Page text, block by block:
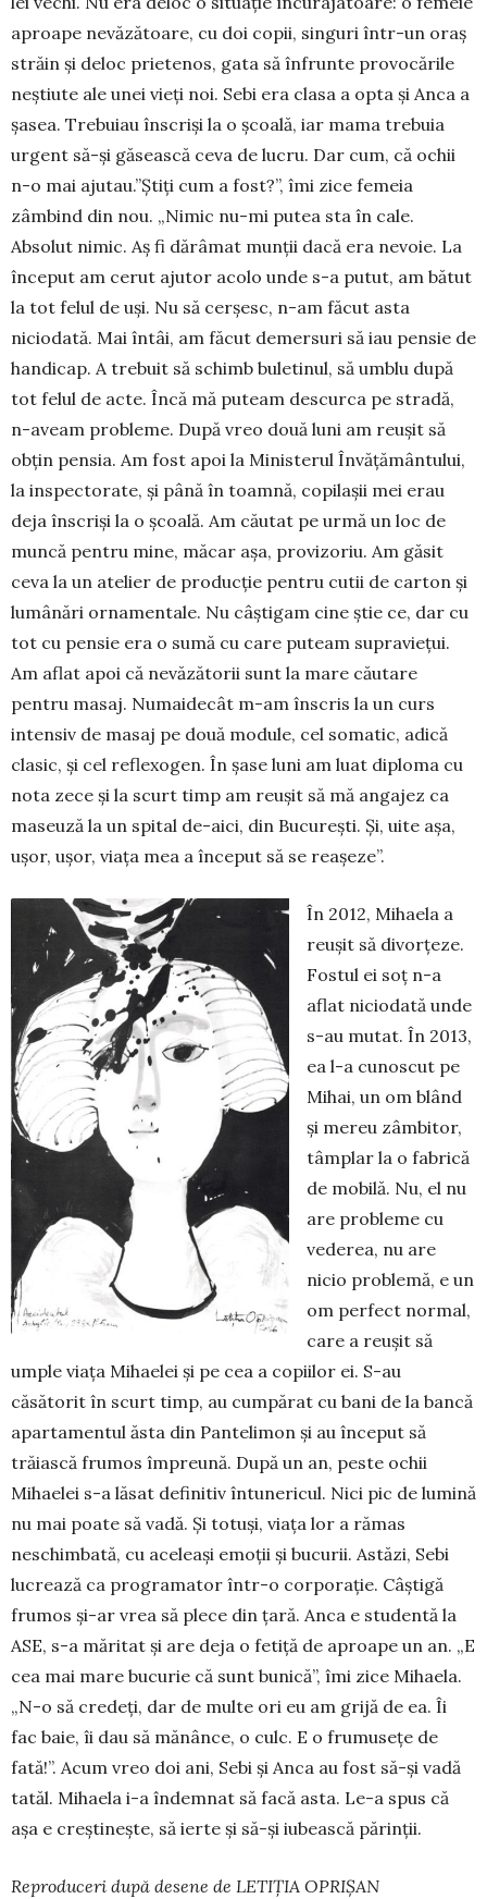
aproape nevăză­toa­re, cu doi copii, singuri într-un oraș
străin și deloc prietenos, gata să înfrunte provocările
neștiute ale unei vieți noi. Sebi era clasa a opta și Anca a
șasea. Trebuiau înscriși la o școală, iar mama trebuia
urgent să-și găsească ceva de lucru. Dar cum, că ochii
n-o mai ajutau.”Știți cum a fost?”, îmi zice femeia
zâmbind din nou. „Nimic nu-mi putea sta în cale.
Absolut nimic. Aș fi dărâmat munții dacă era nevoie. La
început am cerut ajutor acolo unde s-a putut, am bătut
la tot felul de uși. Nu să cerșesc, n-am făcut asta
niciodată. Mai întâi, am făcut demersuri să iau pensie de
handicap. A trebuit să schimb buletinul, să umblu după
tot felul de acte. Încă mă puteam descurca pe stradă,
n-aveam probleme. După vreo două luni am reușit să
obțin pensia. Am fost apoi la Ministerul Învățământului,
la inspectorate, și până în toamnă, copilașii mei erau
deja înscriși la o școală. Am căutat pe urmă un loc de
muncă pentru mine, măcar așa, pro­vi­zoriu. Am găsit
ceva la un atelier de producție pen­tru cutii de carton și
lumânări ornamentale. Nu câș­tigam cine știe ce, dar cu
tot cu pensie era o sumă cu care puteam supraviețui.
Am aflat apoi că nevăzătorii sunt la mare căutare
pentru masaj. Numaidecât m-am înscris la un curs
intensiv de masaj pe două module, cel somatic, adică
clasic, și cel reflexogen. În șase luni am luat diploma cu
nota zece și la scurt timp am reușit să mă angajez ca
maseuză la un spital de-aici, din București. Și, uite așa,
ușor, ușor, viața mea a început să se reașeze”.
În 2012, Mihaela a
reușit să divorțeze.
Fostul ei soț n-a
aflat niciodată unde
s-au mutat. În 2013,
ea l-a cunoscut pe
Mihai, un om blând
și mereu zâmbitor,
tâmplar la o fabrică
de mobilă. Nu, el nu
are probleme cu
vederea, nu are
nicio problemă, e un
om perfect normal,
care a reușit să
umple viața Mihaelei și pe cea a copiilor ei. S-au
căsătorit în scurt timp, au cumpărat cu bani de la bancă
apartamentul ăsta din Pantelimon și au început să
trăiască frumos împreună. După un an, peste ochii
Mihaelei s-a lăsat definitiv întunericul. Nici pic de lumină
nu mai poate să vadă. Și totuși, viața lor a ră­mas
neschimbată, cu aceleași emoții și bucurii. Astăzi, Sebi
lucrează ca programator într-o corpo­rație. Câștigă
frumos și-ar vrea să plece din țară. Anca e studentă la
ASE, s-a măritat și are deja o fe­tiță de aproape un an. „E
cea mai mare bucurie că sunt bunică”, îmi zice Mihaela.
„N-o să credeți, dar de multe ori eu am grijă de ea. Îi
fac baie, îi dau să mănânce, o culc. E o frumusețe de
fată!”. Acum vreo doi ani, Sebi și Anca au fost să-și vadă
tatăl. Mihaela i-a îndemnat să facă asta. Le-a spus că
așa e creștinește, să ierte și să-și iubească părinții.
Reproduceri după desene de LETIȚIA OPRIȘAN